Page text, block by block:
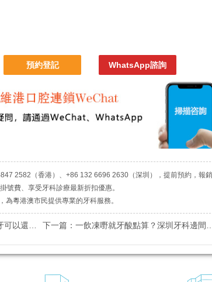
預約登記 WhatsApp諮詢
2582（香港）、+86 132 6696 2630（深圳），提前預約，報銷
號費、享受牙科診療最新折扣優惠。
粵港澳市民提供專業的牙科服務。
牙齒嗎？ 下一篇： 一飲凍嘢就牙酸點算？深圳牙科邊間好？